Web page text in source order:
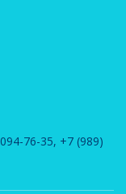
76-35, +7 (989)